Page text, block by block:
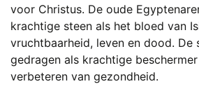
voor Christus. De oude
krachtige steen als het bloed van
vruchtbaarheid, leven en dood. De
gedragen als krachtige
verbeteren van gezondheid.